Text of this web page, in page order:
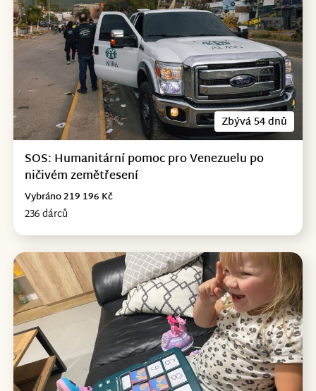
Zbývá 54 dnů
SOS: Humanitární pomoc pro Venezuelu po
ničivém zemětřesení
236 dárců
Vybráno 219 196 Kč